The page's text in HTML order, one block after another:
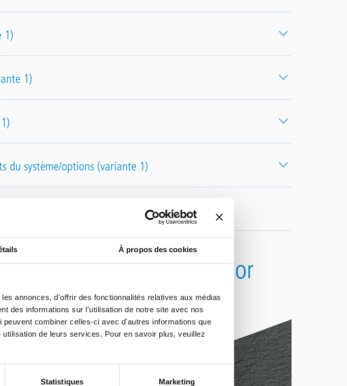
À propos des cookies
annonces, d'offrir des fonctionnalités relatives aux médias
des informations sur l'utilisation de notre site avec nos
combiner celles-ci avec d'autres informations que
de leurs services. Pour en savoir plus, veuillez
Statistiques Marketing
1)
1)
du système/options (variante 1)
système Triflex DeckFloor